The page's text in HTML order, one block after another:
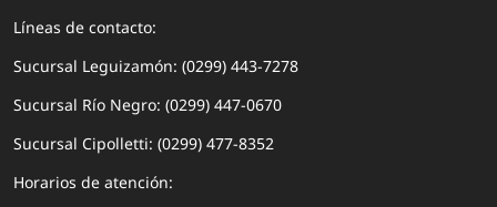
Líneas de contacto:
Sucursal Leguizamón: (0299) 443-7278
Sucursal Río Negro: (0299) 447-0670
Sucursal Cipolletti: (0299) 477-8352
Horarios de atención: